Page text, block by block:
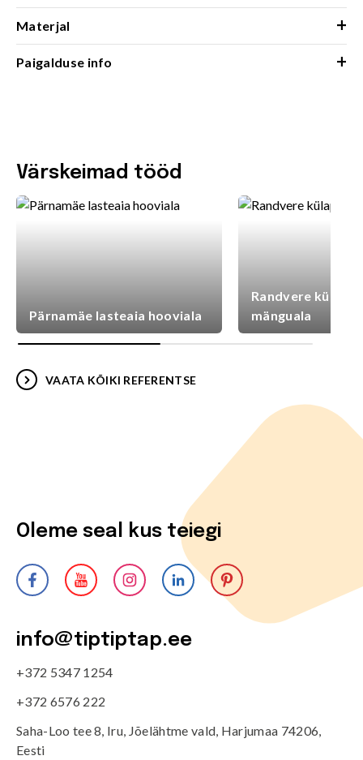
Materjal +
Paigalduse info +
Värskeimad tööd
Pärnamäe lasteaia hooviala
Randvere
mänguala
VAATA KÕIKI REFERENTSE
Oleme seal kus teiegi
info@tiptiptap.ee
+372 5347 1254
+372 6576 222
Saha-Loo tee 8, Iru, Jõelähtme vald, Harjumaa 74206,
Eesti